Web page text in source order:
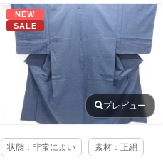
NEW
SALE
プレビュー
状態：非常によい 素材：正絹